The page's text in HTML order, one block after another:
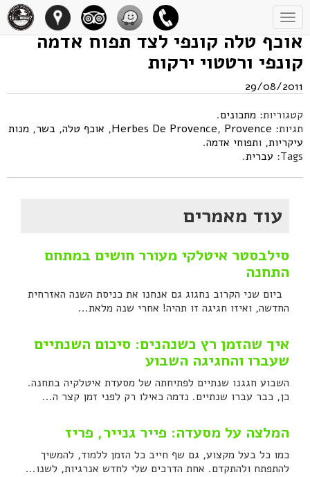
Toggle
navigation
אוכף טלה קונפי לצד תפוח אדמה
קונפי ורטטוי ירקות
29/08/2011
קטגוריות: מתכונים.
תגיות:
Herbes De Provence, Provence
, אוכף טלה, בשר, מנות
עיקריות, ותפוחי אדמה.
Tags: עברית.
עוד מאמרים
סילבסטר איטלקי מעורר חושים במתחם
התחנה
ביום שני הקרוב נחגוג גם אנחנו את כניסת השנה האזרחית
החדשה, ואיזו חגיגה זו תהיה! אחרי שנה מלאת...
איך שהזמן רץ כשנהנים: סיכום השנתיים
שעברו והחגיגה השבוע
השבוע חגגנו שנתיים לפתיחתה של מסעדת איטלקיה בתחנה.
כן, כבר עברו שנתיים. נדמה כאילו רק לפני זמן קצר ה...
המלצה על מסעדה: פייר גנייר, פריז
כמו כל בעל מקצוע, גם שף חייב כל הזמן ללמוד, להמשיך
להתפתח ולהתקדם. אחת הדרכים שלי לחדש אנרגיות, לשנו...